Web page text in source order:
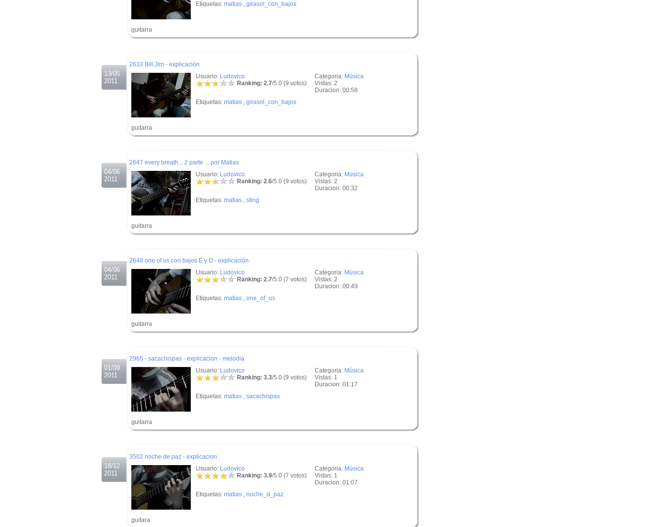
Etiquetas: matias , girasol_con_bajos
guitarra
13/05
2011
2633 Bill Jim - explicación
Categoria: Música
Vistas: 2
Duracion: 00:58
Usuario: Ludovico
Ranking: 2.7/5.0 (9 votos)
Etiquetas: matias , girasol_con_bajos
guitarra
04/06
2011
2647 every breath... 2 parte ... por Matias
Categoria: Música
Vistas: 2
Duracion: 00:32
Usuario: Ludovico
Ranking: 2.6/5.0 (9 votos)
Etiquetas: matias , sting
guitarra
04/06
2011
2648 one of us con bajos E y D - explicación
Categoria: Música
Vistas: 2
Duracion: 00:49
Usuario: Ludovico
Ranking: 2.7/5.0 (7 votos)
Etiquetas: matias , one_of_us
guitarra
01/09
2011
2965 - sacachispas - explicacion - melodia
Categoria: Música
Vistas: 1
Duracion: 01:17
Usuario: Ludovico
Ranking: 3.3/5.0 (9 votos)
Etiquetas: matias , sacachispas
guitarra
18/12
2011
3502 noche de paz - explicacion
Categoria: Música
Vistas: 1
Duracion: 01:07
Usuario: Ludovico
Ranking: 3.9/5.0 (7 votos)
Etiquetas: matias , noche_d_paz
guitara